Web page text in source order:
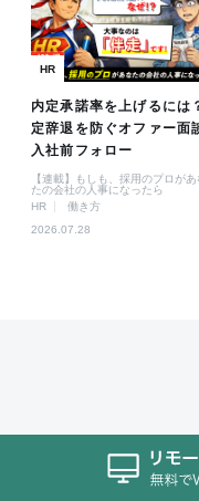
HR
内定承諾率を上げるには
定辞退を防ぐオファー面
入社前フォロー
【連載】もしも、採用のプロがあ
たの会社の人事になったら
HR
働き方
2026.07.28